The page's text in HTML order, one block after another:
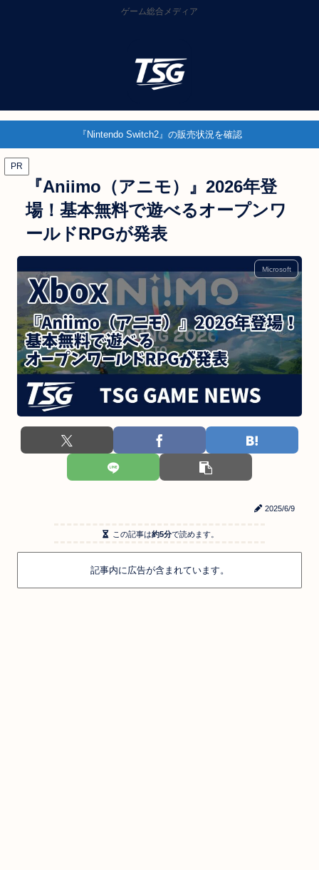
ゲーム総合メディア
『Nintendo Switch2』の販売状況を確認
PR
『Aniimo（アニモ）』2026年登
場！基本無料で遊べるオープンワ
ールドRPGが発表
Microsoft
2025/6/9
この記事は約5分で読めます。
記事内に広告が含まれています。